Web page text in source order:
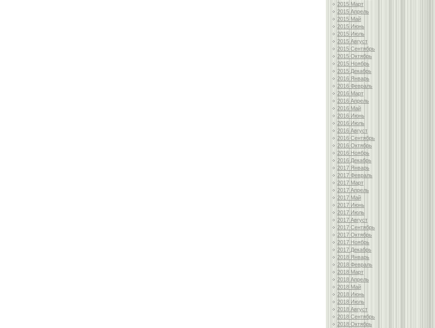
2015 Март
2015 Апрель
2015 Май
2015 Июнь
2015 Июль
2015 Август
2015 Сентябрь
2015 Октябрь
2015 Ноябрь
2015 Декабрь
2016 Январь
2016 Февраль
2016 Март
2016 Апрель
2016 Май
2016 Июнь
2016 Июль
2016 Август
2016 Сентябрь
2016 Октябрь
2016 Ноябрь
2016 Декабрь
2017 Январь
2017 Февраль
2017 Март
2017 Апрель
2017 Май
2017 Июнь
2017 Июль
2017 Август
2017 Сентябрь
2017 Октябрь
2017 Ноябрь
2017 Декабрь
2018 Январь
2018 Февраль
2018 Март
2018 Апрель
2018 Май
2018 Июнь
2018 Июль
2018 Август
2018 Сентябрь
2018 Октябрь